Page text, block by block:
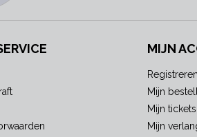
MIJN
Registreren
Mijn
Mijn tickets
Mijn